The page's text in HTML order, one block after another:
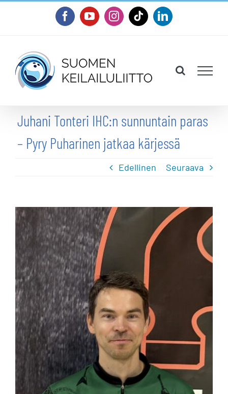
FacebookYouTubeInstagram
TiktokLinkedIn
Juhani Tonteri IHC:n sunnuntain paras
– Pyry Puharinen jatkaa kärjessä
Edellinen Seuraava
Katso
kuvaa
isompana